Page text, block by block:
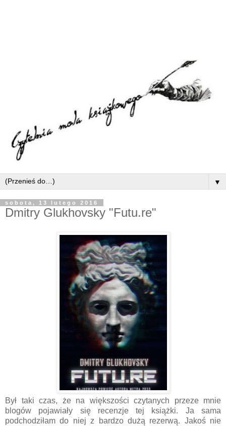
▼
sobota, 13 lutego 2016
Dmitry Glukhovsky "Futu.re"
Był taki czas, że na większości czytanych przeze mnie
blogów pojawiały się recenzje tej książki. Ja sama
podchodziłam do niej z bardzo dużą rezerwą. Jakoś nie